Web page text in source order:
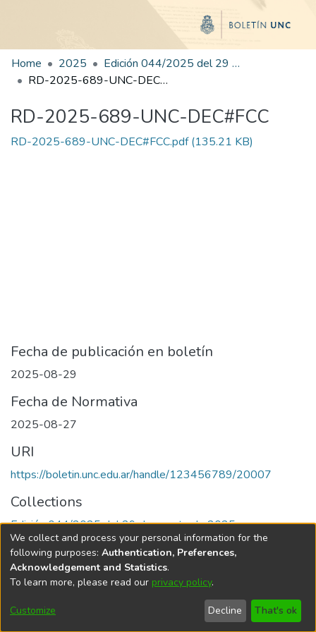
Home 2025
Edición 044/2025 del 29 de agosto de 2025
RD-2025-689-UNC-DEC#FCC
RD-2025-689-UNC-DEC#FCC
RD-2025-689-UNC-DEC#FCC.pdf(135.21 KB)
Fecha de publicación en boletín
2025-08-29
Fecha de Normativa
2025-08-27
URI
https://boletin.unc.edu.ar/handle/123456789/20007
Collections
Edición 044/2025 del 29 de agosto de 2025
Universidad Nacional de Córdoba
We collect and process your personal information for the
following purposes: Authentication, Preferences,
Acknowledgement and Statistics.
To learn more, please read our privacy policy.
Customize Decline That's ok